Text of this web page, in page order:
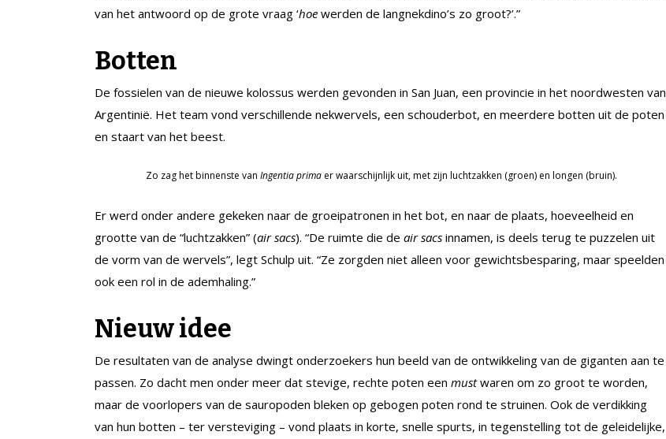
van het antwoord op de grote vraag ‘hoe werden de langnekdino’s zo groot?’.”
Botten
De fossielen van de nieuwe kolossus werden gevonden in San Juan, een provincie in het noordwesten van
Argentinië. Het team vond verschillende nekwervels, een schouderbot, en meerdere botten uit de poten
en staart van het beest.
Zo zag het binnenste van Ingentia primaer waarschijnlijk uit, met zijn luchtzakken (groen) en longen (bruin).
Er werd onder andere gekeken naar de groeipatronen in het bot, en naar de plaats, hoeveelheid en
grootte van de “luchtzakken” (air sacs). “De ruimte die de air sacs innamen, is deels terug te puzzelen uit
de vorm van de wervels”, legt Schulp uit. “Ze zorgden niet alleen voor gewichtsbesparing, maar speelden
ook een rol in de ademhaling.”
Nieuw idee
De resultaten van de analyse dwingt onderzoekers hun beeld van de ontwikkeling van de giganten aan te
passen. Zo dacht men onder meer dat stevige, rechte poten een mustwaren om zo groot te worden,
maar de voorlopers van de sauropoden bleken op gebogen poten rond te struinen. Ook de verdikking
van hun botten – ter versteviging – vond plaats in korte, snelle spurts, in tegenstelling tot de geleidelijke,